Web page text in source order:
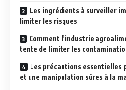
Les ingrédients à surveiller
limiter les risques
Comment l’industrie
tente de limiter les
Les précautions essentielles
et une manipulation sûres à la